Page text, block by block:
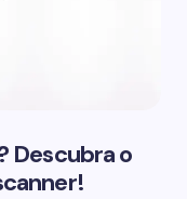
Descubra o